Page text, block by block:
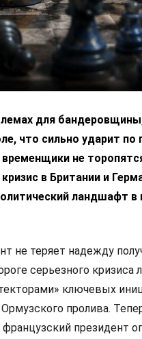
для
что сильно ударит по
не
в Британии и
ландшафт в
не теряет надежду
серьезного кризиса
ключевых
пролива.
президент